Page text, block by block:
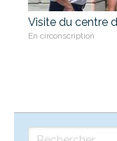
Visite du centre
En circonscription
Rechercher